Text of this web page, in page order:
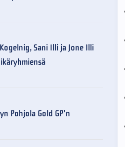
Sani Illi ja Jone Illi
Pohjola Gold GP’n